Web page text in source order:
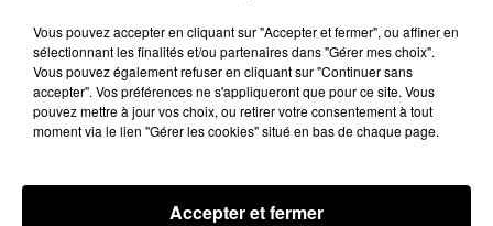
6 août 2026
Franglish et Keblack dévoilent une
session live surprise
5 août 2026
Vous pouvez accepter en cliquant sur "Accepter et fermer", ou affiner en
sélectionnant les finalités et/ou partenaires dans "Gérer mes choix".
Vous pouvez également refuser en cliquant sur "Continuer sans
accepter". Vos préférences ne s'appliqueront que pour ce site. Vous
pouvez mettre à jour vos choix, ou retirer votre consentement à tout
moment via le lien "Gérer les cookies" situé en bas de chaque page.
Accepter et fermer